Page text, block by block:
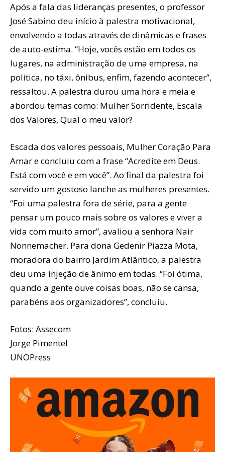
Após a fala das lideranças presentes, o professor
José Sabino deu início à palestra motivacional,
envolvendo a todas através de dinâmicas e frases
de auto-estima. “Hoje, vocês estão em todos os
lugares, na administração de uma empresa, na
política, no táxi, ônibus, enfim, fazendo acontecer”,
ressaltou. A palestra durou uma hora e meia e
abordou temas como: Mulher Sorridente, Escala
dos Valores, Qual o meu valor?
Escada dos valores pessoais, Mulher Coração Para
Amar e concluiu com a frase “Acredite em Deus.
Está com você e em você”. Ao final da palestra foi
servido um gostoso lanche as mulheres presentes.
“Foi uma palestra fora de série, para a gente
pensar um pouco mais sobre os valores e viver a
vida com muito amor”, avaliou a senhora Nair
Nonnemacher. Para dona Gedenir Piazza Mota,
moradora do bairro Jardim Atlântico, a palestra
deu uma injeção de ânimo em todas. “Foi ótima,
quando a gente ouve coisas boas, não se cansa,
parabéns aos organizadores”, concluiu.
Fotos: Assecom
Jorge Pimentel
UNOPress